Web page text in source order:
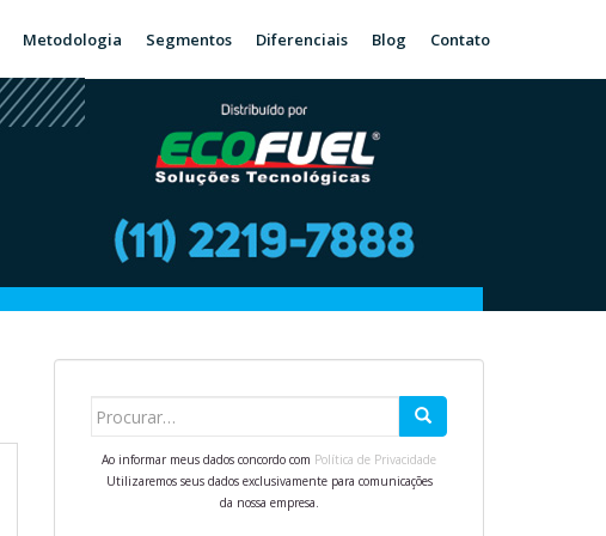
Metodologia Segmentos Diferenciais Blog Contato
Search for:
Ao informar meus dados concordo com Política de Privacidade
Utilizaremos seus dados exclusivamente para comunicações
da nossa empresa.